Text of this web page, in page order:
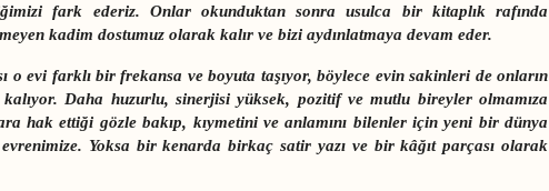
fark ederiz. Onlar okunduktan sonra usulca bir kitaplık rafında
kadim dostumuz olarak kalır ve bizi aydınlatmaya devam eder.
o evi farklı bir frekansa ve boyuta taşıyor, böylece evin sakinleri de onların
kalıyor. Daha huzurlu, sinerjisi yüksek, pozitif ve mutlu bireyler olmamıza
hak ettiği gözle bakıp, kıymetini ve anlamını bilenler için yeni bir dünya
Yoksa bir kenarda birkaç satir yazı ve bir kâğıt parçası olarak